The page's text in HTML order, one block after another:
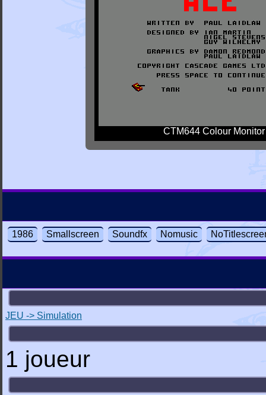
CTM644 Colour Monitor
1986 Smallscreen Soundfx Nomusic
JEU -> Simulation
1 joueur